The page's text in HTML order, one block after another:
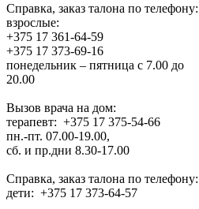
Справка, заказ талона по телефону:
взрослые:
+375 17 361-64-59
+375 17 373-69-16
понедельник – пятница с 7.00 до
20.00
Вызов врача на дом:
терапевт: +375 17 375-54-66
пн.-пт. 07.00-19.00,
сб. и пр.дни 8.30-17.00
Справка, заказ талона по телефону:
дети: +375 17 373-64-57